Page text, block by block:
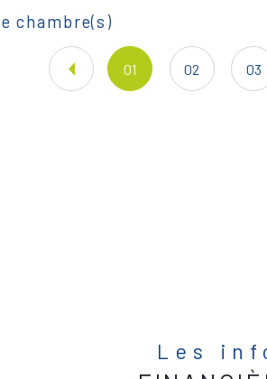
chambre(s)
01 02 03
Les